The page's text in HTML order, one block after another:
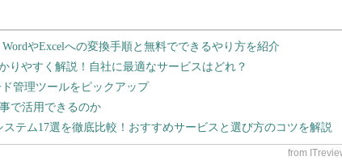
やExcelへの変換手順と無料でできるやり方を紹介
りやすく解説！自社に最適なサービスはどれ？
管理ツールをピックアップ
で活用できるのか
ステム17選を徹底比較！おすすめサービスと選び方のコツを解説